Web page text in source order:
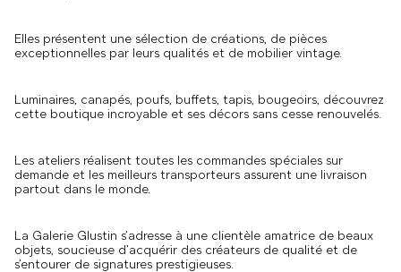
Elles présentent une sélection de créations, de pièces
exceptionnelles par leurs qualités et de mobilier vintage.
Luminaires, canapés, poufs, buffets, tapis, bougeoirs, découvrez
cette boutique incroyable et ses décors sans cesse renouvelés.
Les ateliers réalisent toutes les commandes spéciales sur
demande et les meilleurs transporteurs assurent une livraison
partout dans le monde.
La Galerie Glustin s’adresse à une clientèle amatrice de beaux
objets, soucieuse d’acquérir des créateurs de qualité et de
s’entourer de signatures prestigieuses.